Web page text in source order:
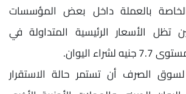
الخاصة بالعملة داخل بعض المؤسسات
تظل الأسعار الرئيسية المتداولة في
اليوان.
الصرف أن تستمر حالة الاستقرار